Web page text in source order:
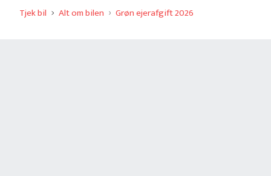
Tjek bil Alt om bilen Grøn ejerafgift 2026